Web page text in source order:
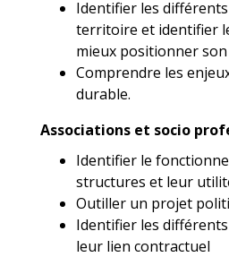
Identifier les
territoire et identifier
mieux positionner son
Comprendre les
durable.
Associations et socio
Identifier le
structures et leur
Outiller un projet
Identifier les
leur lien contractuel